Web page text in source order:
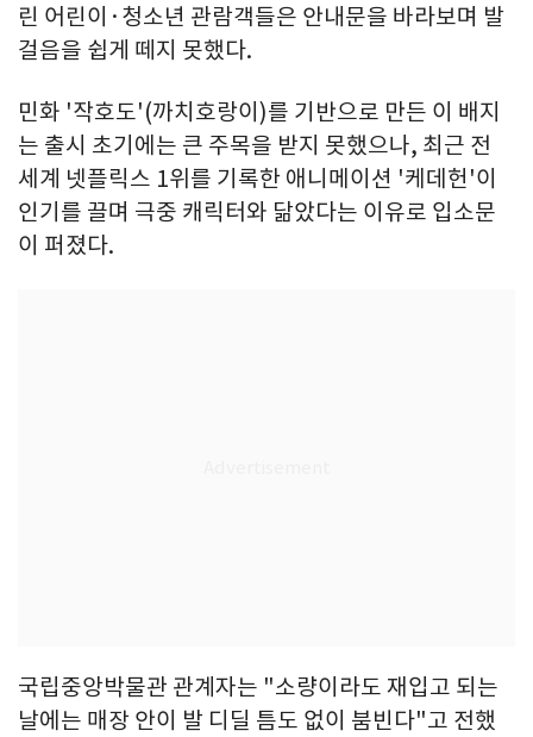
린 어린이·청소년 관람객들은 안내문을 바라보며 발
걸음을 쉽게 떼지 못했다.
민화 '작호도'(까치호랑이)를 기반으로 만든 이 배지
는 출시 초기에는 큰 주목을 받지 못했으나, 최근 전
세계 넷플릭스 1위를 기록한 애니메이션 '케데헌'이
인기를 끌며 극중 캐릭터와 닮았다는 이유로 입소문
이 퍼졌다.
국립중앙박물관 관계자는 "소량이라도 재입고 되는
날에는 매장 안이 발 디딜 틈도 없이 붐빈다"고 전했